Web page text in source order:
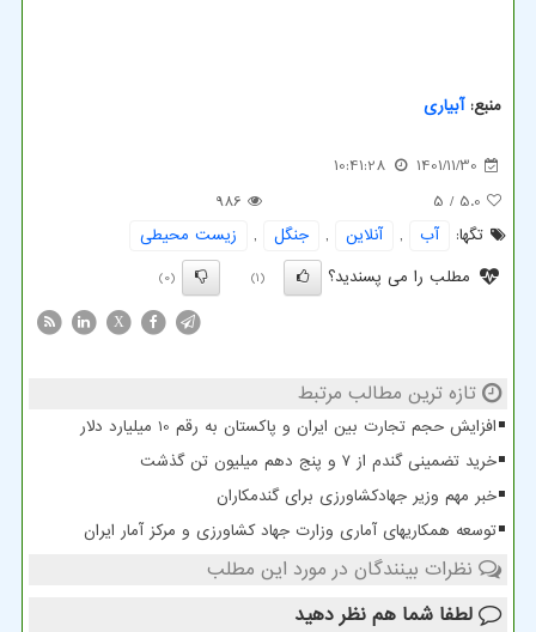
منبع:آبیاری
1401/11/30
10:41:28
5.0
/ 5
986
تگها:
آب , آنلاین , جنگل ,
زیست محیطی
مطلب را می پسندید؟
(1)
(0)
X
تازه ترین مطالب مرتبط
افزایش حجم تجارت بین ایران و پاکستان به رقم 10 میلیارد دلار
خرید تضمینی گندم از ۷ و پنج دهم میلیون تن گذشت
خبر مهم وزیر جهادکشاورزی برای گندمکاران
توسعه همکاریهای آماری وزارت جهاد کشاورزی و مرکز آمار ایران
نظرات بینندگان در مورد این مطلب
لطفا شما هم نظر دهید